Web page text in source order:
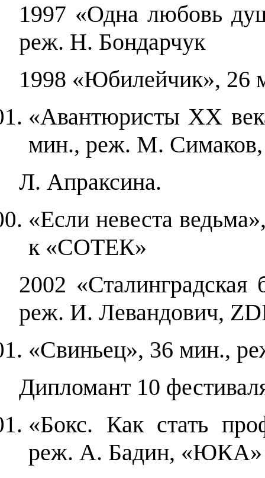
1997 «Одна любовь
реж. Н. Бондарчук
1998 «Юбилейчик», 26
«Авантюристы ХХ
мин., реж. М. Симаков,
Л. Апраксина.
«Если невеста
к «СОТЕК»
2002
реж. И. Левандович,
«Свиньец», 36 мин.,
Дипломант 10
«Бокс. Как стать
реж. А. Бадин, «ЮКА»